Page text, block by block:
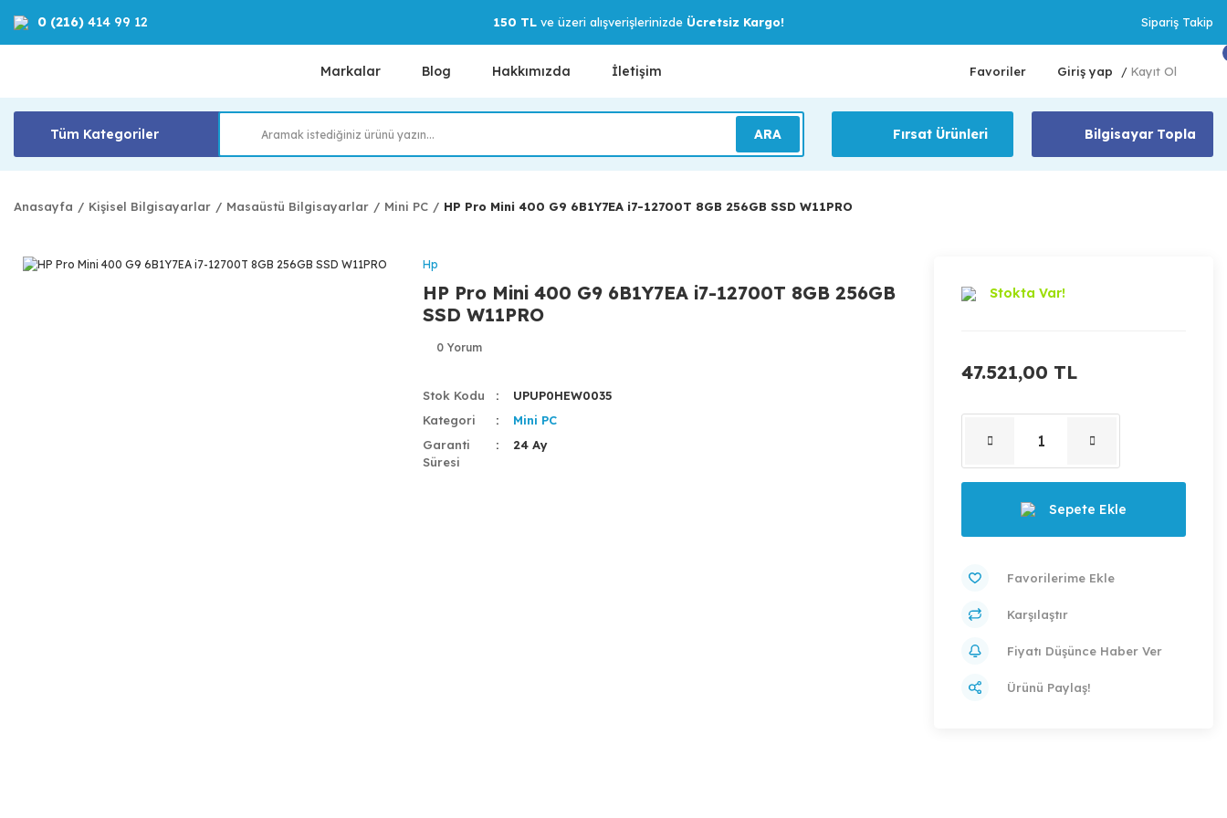
0 (216) 414 99 12 150 TLve üzeri alışverişlerinizde Ücretsiz Kargo! Sipariş Takip
Markalar Blog Hakkımızda İletişim Favoriler Giriş yap / Kayıt Ol
Tüm Kategoriler ARA Fırsat Ürünleri Bilgisayar Topla
Anasayfa Kişisel Bilgisayarlar Masaüstü Bilgisayarlar Mini PC HP Pro Mini 400 G9 6B1Y7EA i7-12700T 8GB 256GB SSD W11PRO
Hp
HP Pro Mini 400 G9 6B1Y7EA i7-12700T 8GB 256GB
SSD W11PRO
0 Yorum
Stok Kodu
UPUP0HEW0035
Kategori
Mini PC
Garanti
Süresi
24 Ay
Stokta Var!
47.521,00 TL
Sepete Ekle
Karşılaştır
Fiyatı Düşünce Haber Ver
Ürünü Paylaş!